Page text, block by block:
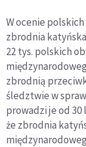
W ocenie
zbrodnia
22 tys. polskich
zbrodnią
śledztwie w
prowadzi je od
że zbrodnia